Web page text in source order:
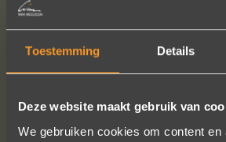
Toestemming Details
Deze website maakt gebruik van
We gebruiken cookies om content en